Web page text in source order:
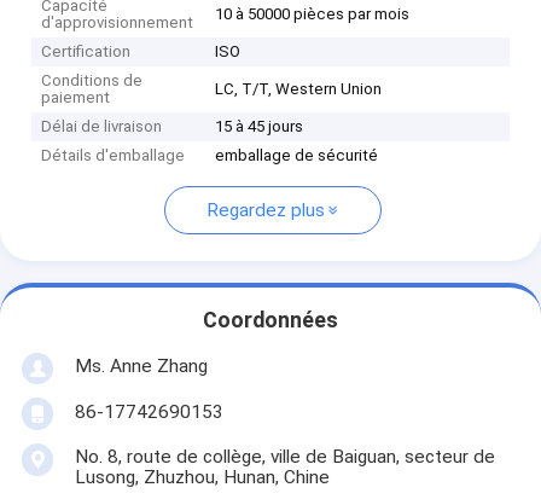
Capacité
d'approvisionnement
10 à 50000 pièces par mois
Certification
ISO
Conditions de
paiement
LC, T/T, Western Union
Délai de livraison
15 à 45 jours
Détails d'emballage
emballage de sécurité
Regardez plus
Coordonnées
Ms. Anne Zhang
86-17742690153
No. 8, route de collège, ville de Baiguan, secteur de
Lusong, Zhuzhou, Hunan, Chine